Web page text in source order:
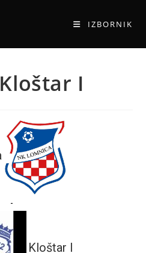
IZBORNIK
I
-
Kloštar I